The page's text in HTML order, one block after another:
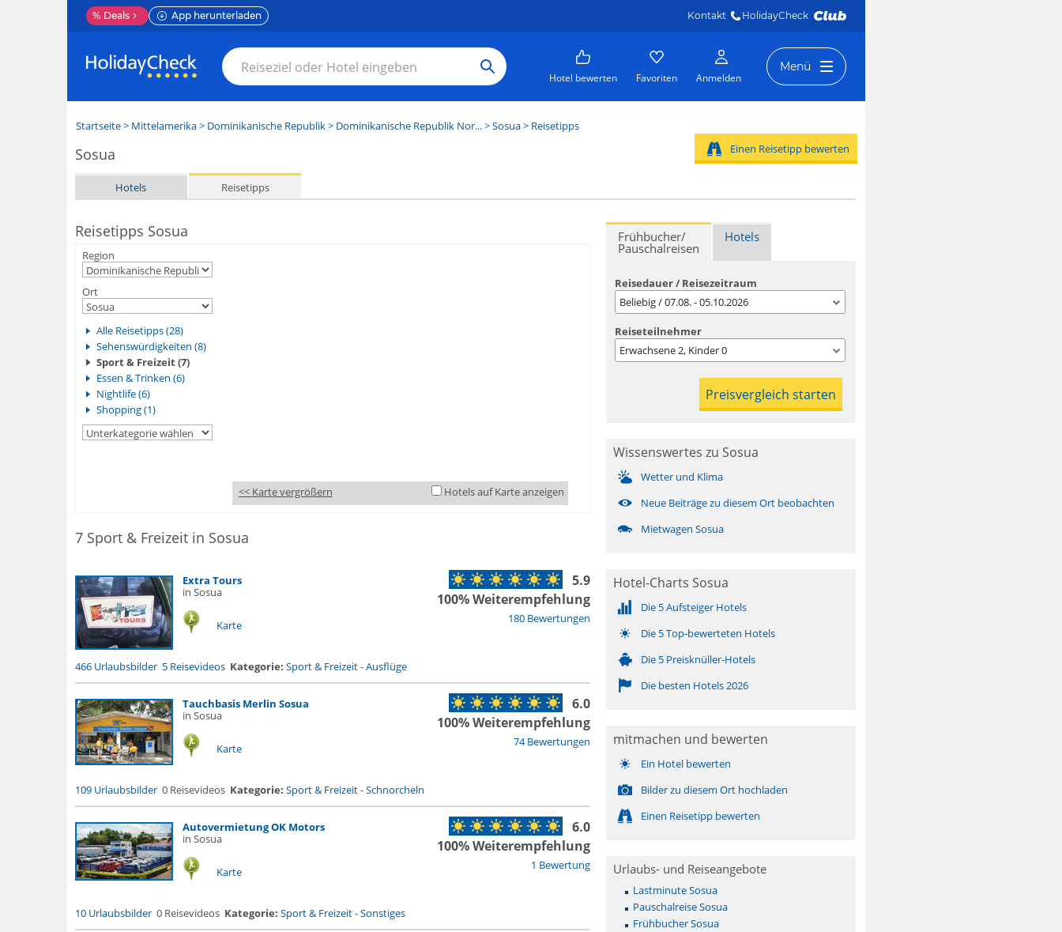
% Deals App herunterladen Kontakt HolidayCheck
Hotel bewerten Favoriten Anmelden
Menü
Startseite> Mittelamerika> Dominikanische Republik> Dominikanische Republik Nor...>Sosua> Reisetipps
Sosua
Hotels Reisetipps
Einen Reisetipp bewerten
Reisetipps Sosua
Region
Ort
Alle Reisetipps (28)
Sehenswürdigkeiten (8)
Sport & Freizeit (7)
Essen & Trinken (6)
Nightlife (6)
Shopping (1)
<< Karte vergrößern Hotels auf Karte anzeigen
7 Sport & Freizeit in Sosua
Extra Tours
in Sosua
Karte 180 Bewertungen
5.9
100% Weiterempfehlung
466 Urlaubsbilder 5 Reisevideos Kategorie: Sport & Freizeit-Ausflüge
Tauchbasis Merlin Sosua
in Sosua
Karte 74 Bewertungen
6.0
100% Weiterempfehlung
109 Urlaubsbilder 0 Reisevideos Kategorie: Sport & Freizeit-Schnorcheln
Autovermietung OK Motors
in Sosua
Karte 1 Bewertung
6.0
100% Weiterempfehlung
10 Urlaubsbilder 0 Reisevideos Kategorie: Sport & Freizeit-Sonstiges
Frühbucher/
Pauschalreisen
Hotels
Reisedauer / Reisezeitraum
Beliebig / 07.08. - 05.10.2026
Reiseteilnehmer
Erwachsene2, Kinder0
Wissenswertes zu Sosua
Wetter und Klima
Neue Beiträge zu diesem Ort beobachten
Mietwagen Sosua
Hotel-Charts Sosua
Die 5 Aufsteiger Hotels
Die 5 Top-bewerteten Hotels
Die 5 Preisknüller-Hotels
Die besten Hotels 2026
mitmachen und bewerten
Ein Hotel bewerten
Bilder zu diesem Ort hochladen
Einen Reisetipp bewerten
Urlaubs- und Reiseangebote
Lastminute Sosua
Pauschalreise Sosua
Frühbucher Sosua